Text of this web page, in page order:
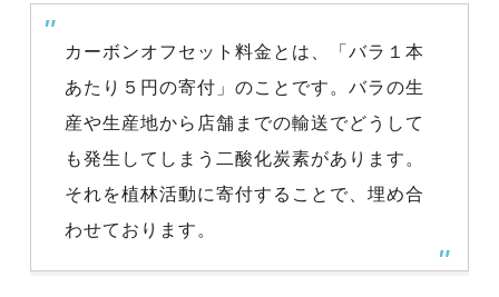
カーボンオフセット料金とは、「バラ１本
あたり５円の寄付」のことです。バラの生
産や生産地から店舗までの輸送でどうして
も発生してしまう二酸化炭素があります。
それを植林活動に寄付することで、埋め合
わせております。